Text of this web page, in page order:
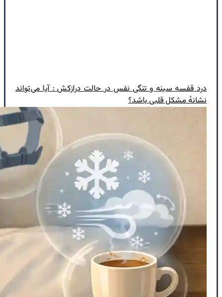
درد قفسه سینه و تنگی نفس در حالت درازکش : آیا می‌تواند
نشانهٔ مشکل قلبی باشد؟